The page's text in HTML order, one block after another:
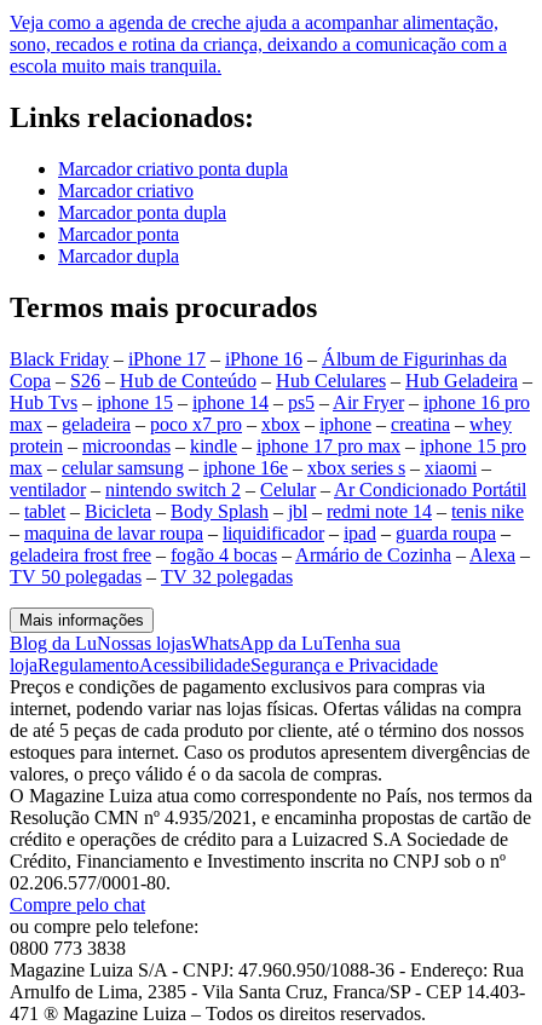
Veja como a agenda de creche ajuda a acompanhar alimentação,
sono, recados e rotina da criança, deixando a comunicação com a
escola muito mais tranquila.
Links relacionados:
Marcador criativo ponta dupla
Marcador criativo
Marcador ponta dupla
Marcador ponta
Marcador dupla
Termos mais procurados
Black Friday – iPhone 17 – iPhone 16 – Álbum de Figurinhas da
Copa – S26 – Hub de Conteúdo – Hub Celulares – Hub Geladeira –
Hub Tvs – iphone 15 – iphone 14 – ps5 – Air Fryer– iphone 16 pro
max – geladeira – poco x7 pro – xbox – iphone – creatina – whey
protein – microondas – kindle – iphone 17 pro max – iphone 15 pro
max – celular samsung – iphone 16e – xbox series s – xiaomi –
ventilador– nintendo switch 2 – Celular– Ar Condicionado Portátil
– tablet – Bicicleta – Body Splash – jbl – redmi note 14 – tenis nike
– maquina de lavar roupa – liquidificador– ipad – guarda roupa –
geladeira frost free – fogão 4 bocas – Armário de Cozinha – Alexa –
TV 50 polegadas – TV 32 polegadas
Mais informações
Blog da LuNossas lojasWhatsApp da LuTenha sua
lojaRegulamentoAcessibilidadeSegurança e Privacidade
Preços e condições de pagamento exclusivos para compras via
internet, podendo variar nas lojas físicas. Ofertas válidas na compra
de até 5 peças de cada produto por cliente, até o término dos nossos
estoques para internet. Caso os produtos apresentem divergências de
valores, o preço válido é o da sacola de compras.
O Magazine Luiza atua como correspondente no País, nos termos da
Resolução CMN nº 4.935/2021, e encaminha propostas de cartão de
crédito e operações de crédito para a Luizacred S.A Sociedade de
Crédito, Financiamento e Investimento inscrita no CNPJ sob o nº
02.206.577/0001-80.
Compre pelo chat
ou compre pelo telefone:
0800 773 3838
Magazine Luiza S/A - CNPJ: 47.960.950/1088-36 - Endereço: Rua
Arnulfo de Lima, 2385 - Vila Santa Cruz, Franca/SP - CEP 14.403-
471 ® Magazine Luiza – Todos os direitos reservados.